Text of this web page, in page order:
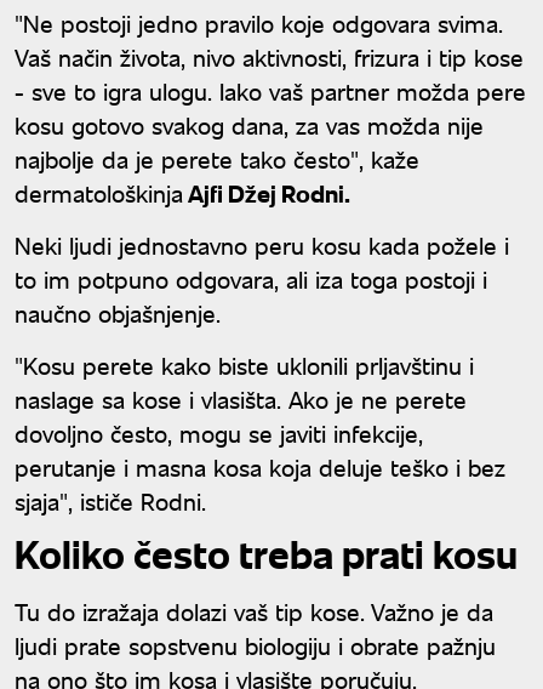
"Ne postoji jedno pravilo koje odgovara svima.
Vaš način života, nivo aktivnosti, frizura i tip kose
- sve to igra ulogu. Iako vaš partner možda pere
kosu gotovo svakog dana, za vas možda nije
najbolje da je perete tako često", kaže
dermatološkinjaAjfi Džej Rodni.
Neki ljudi jednostavno peru kosu kada požele i
to im potpuno odgovara, ali iza toga postoji i
naučno objašnjenje.
"Kosu perete kako biste uklonili prljavštinu i
naslage sa kose i vlasišta. Ako je ne perete
dovoljno često, mogu se javiti infekcije,
perutanje i masna kosa koja deluje teško i bez
sjaja", ističe Rodni.
Koliko često treba prati kosu
Tu do izražaja dolazi vaš tip kose. Važno je da
ljudi prate sopstvenu biologiju i obrate pažnju
na ono što im kosa i vlasište poručuju.